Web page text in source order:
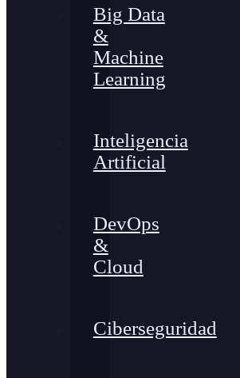
Big Data
&
Machine
Learning
Inteligencia
Artificial
DevOps
&
Cloud
Ciberseguridad